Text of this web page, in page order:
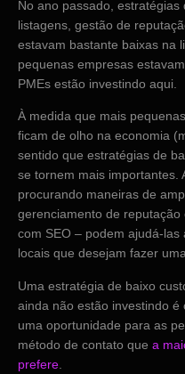
No ano passado,
listagens, gestão de
estavam bastante baixas na
pequenas empresas
PMEs estão investindo aqui.
À medida que mais
ficam de olho na economia
sentido que estratégias de
se tornem mais importantes.
procurando maneiras de
gerenciamento de
com SEO – podem ajudá-
locais que desejam fazer
Uma estratégia de baixo
ainda não estão investindo
uma oportunidade para as
método de contato que a
prefere